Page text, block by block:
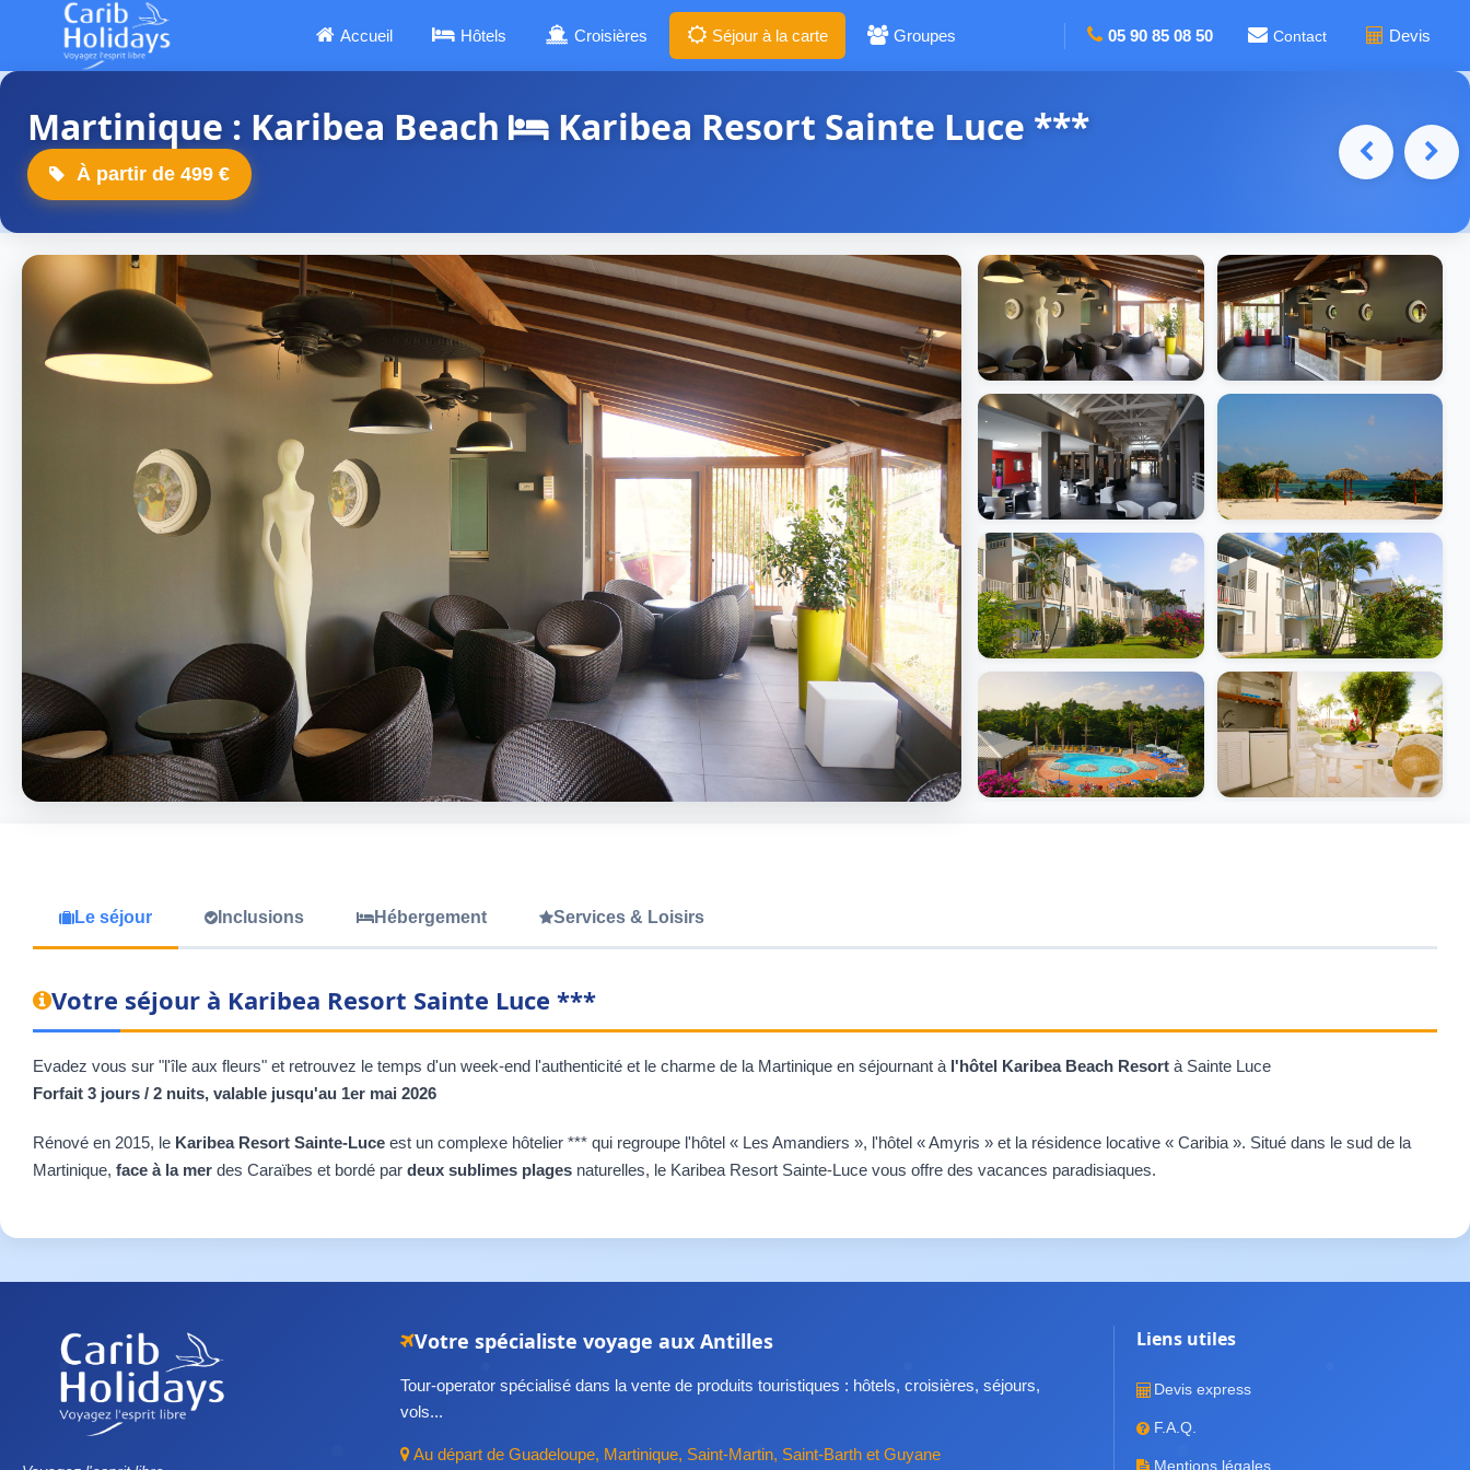
Accueil Hôtels Croisières Séjour à la carte Groupes 05 90 85 08 50 Contact Devis
Martinique : Karibea Beach Karibea Resort Sainte Luce ***
À partir de 499 €
Le séjour Inclusions Hébergement Services & Loisirs
Votre séjour à Karibea Resort Sainte Luce ***
Evadez vous sur "l'île aux fleurs" et retrouvez le temps d'un week-end l'authenticité et le charme de la Martinique en séjournant à l'hôtel Karibea Beach Resort à Sainte Luce
Forfait 3 jours / 2 nuits, valable jusqu'au 1er mai 2026
Rénové en 2015, le Karibea Resort Sainte-Luce est un complexe hôtelier *** qui regroupe l'hôtel « Les Amandiers », l'hôtel « Amyris » et la résidence locative « Caribia ». Situé dans le sud de la
Martinique, face à la mer des Caraïbes et bordé par deux sublimes plages naturelles, le Karibea Resort Sainte-Luce vous offre des vacances paradisiaques.
Votre spécialiste voyage aux Antilles
Tour-operator spécialisé dans la vente de produits touristiques : hôtels, croisières, séjours,
vols...
Au départ de Guadeloupe, Martinique, Saint-Martin, Saint-Barth et Guyane
Liens utiles
Devis express
F.A.Q.
Mentions légales